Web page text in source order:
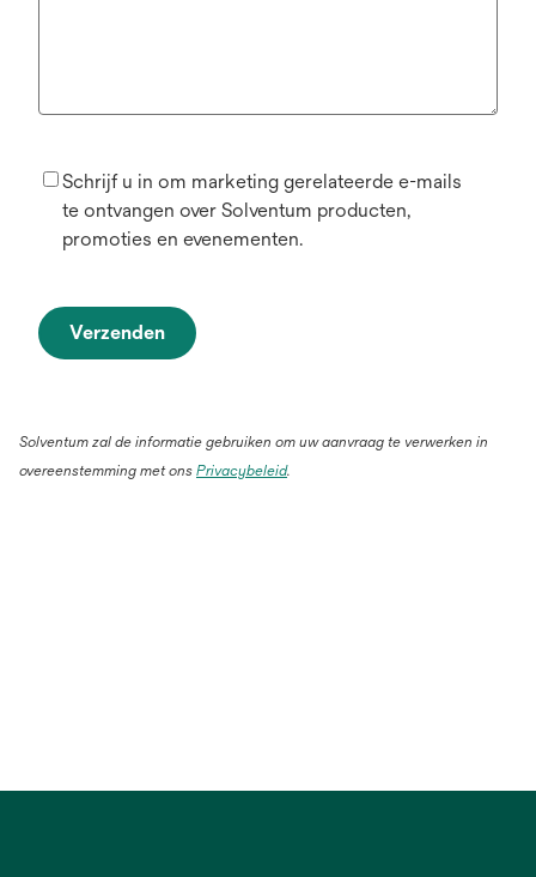
Schrijf u in om marketing gerelateerde e-mails
te ontvangen over Solventum producten,
promoties en evenementen.
Verzenden
Solventum zal de informatie gebruiken om uw aanvraag te verwerken in
overeenstemming met ons Privacybeleid.